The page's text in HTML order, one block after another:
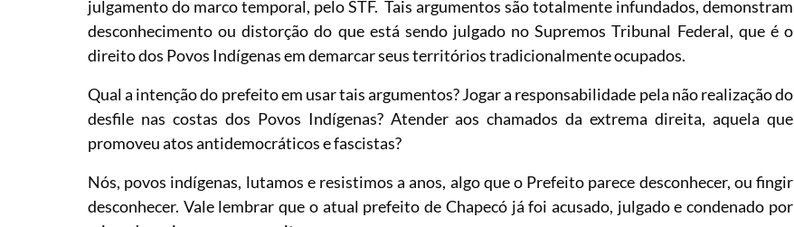
julgamento do marco temporal, pelo STF. Tais argumentos são totalmente infundados, demonstram
desconhecimento ou distorção do que está sendo julgado no Supremos Tribunal Federal, que é o
direito dos Povos Indígenas em demarcar seus territórios tradicionalmente ocupados.
Qual a intenção do prefeito em usar tais argumentos? Jogar a responsabilidade pela não realização do
desfile nas costas dos Povos Indígenas? Atender aos chamados da extrema direita, aquela que
promoveu atos antidemocráticos e fascistas?
Nós, povos indígenas, lutamos e resistimos a anos, algo que o Prefeito parece desconhecer, ou fingir
desconhecer. Vale lembrar que o atual prefeito de Chapecó já foi acusado, julgado e condenado por